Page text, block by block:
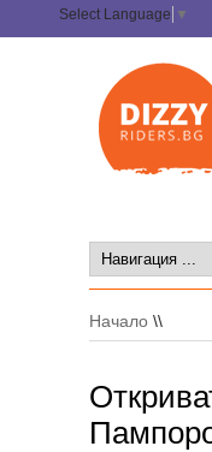
Select Language ▼
Начало \\